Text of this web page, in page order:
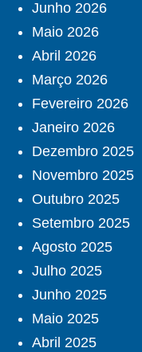
Junho 2026
Maio 2026
Abril 2026
Março 2026
Fevereiro 2026
Janeiro 2026
Dezembro 2025
Novembro 2025
Outubro 2025
Setembro 2025
Agosto 2025
Julho 2025
Junho 2025
Maio 2025
Abril 2025